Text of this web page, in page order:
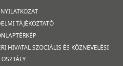
TÁJÉKOZTATÓ
HIVATAL SZOCIÁLIS ÉS KÖZNEVELÉSI
OSZTÁLY